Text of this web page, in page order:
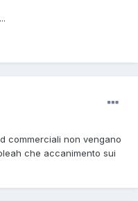
commerciali non vengano
che accanimento sui